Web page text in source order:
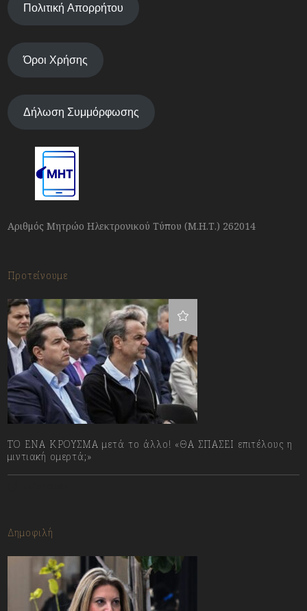
Πολιτική Απορρήτου
Όροι Χρήσης
Δήλωση Συμμόρφωσης
Αριθμός Μητρώο Ηλεκτρονικού Τύπου (Μ.Η.Τ.) 262014
Προτείνουμε
ΤΟ ΕΝΑ ΚΡΟΥΣΜΑ μετά το άλλο! «ΘΑ ΣΠΑΣΕΙ επιτέλους η
μιντιακή ομερτά;»
Δημοφιλή